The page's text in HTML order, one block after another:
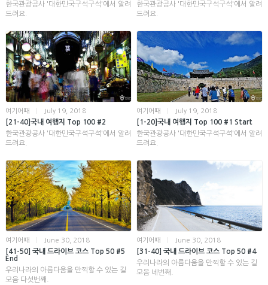
한국관광공사 '대한민국구석구석'에서 알려
드려요.
한국관광공사 '대한민국구석구석'에서 알려
드려요.
여기어때 July 19, 2018
[21-40]국내 여행지 Top 100 #2
한국관광공사 '대한민국구석구석'에서 알려
드려요.
여기어때 July 19, 2018
[1-20]국내 여행지 Top 100 #1 Start
한국관광공사 '대한민국구석구석'에서 알려
드려요.
여기어때 June 30, 2018
[41-50] 국내 드라이브 코스 Top 50 #5
End
우리나라의 아름다움을 만끽할 수 있는 길
모음 다섯번째.
여기어때 June 30, 2018
[31-40] 국내 드라이브 코스 Top 50 #4
우리나라의 아름다움을 만끽할 수 있는 길
모음 네번째.